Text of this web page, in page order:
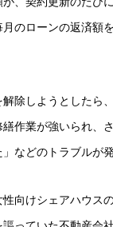
のローンの返済額
除しようとしたら
作業が強いられ、
などのトラブルが
向けシェアハウス